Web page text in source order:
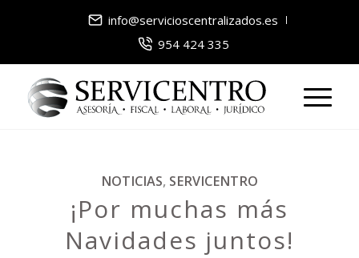
info@servicioscentralizados.es
954 424 335
NOTICIAS, SERVICENTRO
¡Por muchas más
Navidades juntos!